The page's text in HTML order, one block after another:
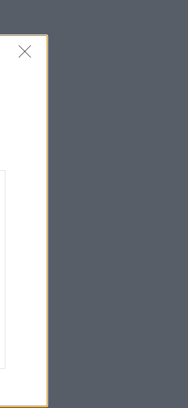
Γκουτέρες: Άμεσος τερματισμός των
επιθέσεων κατά αμάχων σε Ουκρανία